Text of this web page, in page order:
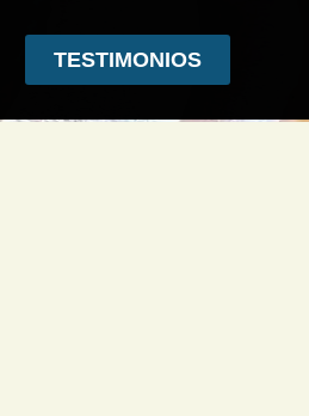
TESTIMONIOS